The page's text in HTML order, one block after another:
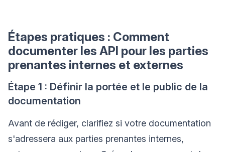
Étapes pratiques : Comment
documenter les API pour les parties
prenantes internes et externes
Étape 1 : Définir la portée et le public de la
documentation
Avant de rédiger, clarifiez si votre documentation
s'adressera aux parties prenantes internes,